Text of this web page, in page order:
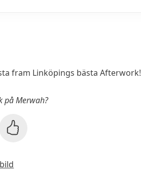
fram Linköpings bästa Afterwork!
på Merwah?